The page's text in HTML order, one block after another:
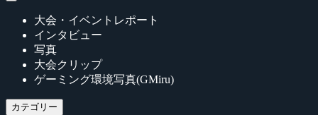
大会・イベントレポート
インタビュー
写真
大会クリップ
ゲーミング環境写真(GMiru)
カテゴリー